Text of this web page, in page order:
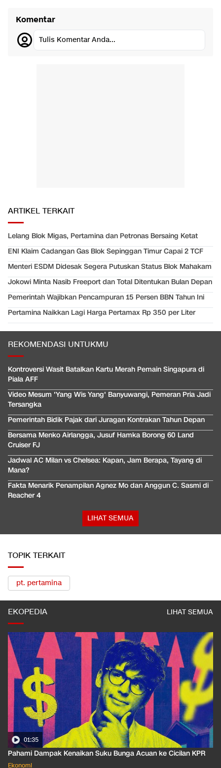
Komentar
Tulis Komentar Anda...
ARTIKEL TERKAIT
Lelang Blok Migas, Pertamina dan Petronas Bersaing Ketat
ENI Klaim Cadangan Gas Blok Sepinggan Timur Capai 2 TCF
Menteri ESDM Didesak Segera Putuskan Status Blok Mahakam
Jokowi Minta Nasib Freeport dan Total Ditentukan Bulan Depan
Pemerintah Wajibkan Pencampuran 15 Persen BBN Tahun Ini
Pertamina Naikkan Lagi Harga Pertamax Rp 350 per Liter
REKOMENDASI UNTUKMU
Kontroversi Wasit Batalkan Kartu Merah Pemain Singapura di
Piala AFF
Video Mesum 'Yang Wis Yang' Banyuwangi, Pemeran Pria Jadi
Tersangka
Pemerintah Bidik Pajak dari Juragan Kontrakan Tahun Depan
Bersama Menko Airlangga, Jusuf Hamka Borong 60 Land
Cruiser FJ
Jadwal AC Milan vs Chelsea: Kapan, Jam Berapa, Tayang di
Mana?
Fakta Menarik Penampilan Agnez Mo dan Anggun C. Sasmi di
Reacher 4
LIHAT SEMUA
TOPIK TERKAIT
pt. pertamina
EKOPEDIA LIHAT SEMUA
01:35
Pahami Dampak Kenaikan Suku Bunga Acuan ke Cicilan KPR
Ekonomi